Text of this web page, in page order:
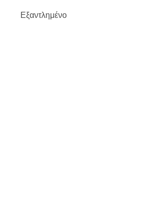
Εξαντλημένο